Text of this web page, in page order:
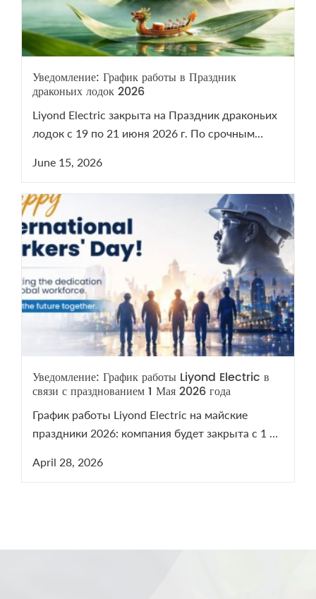
Уведомление: График работы в Праздник
драконьих лодок 2026
Liyond Electric закрыта на Праздник драконьих
лодок с 19 по 21 июня 2026 г. По срочным
June 15, 2026
Уведомление: График работы Liyond Electric в
связи с празднованием 1 Мая 2026 года
График работы Liyond Electric на майские
праздники 2026: компания будет закрыта с 1 по
праздников наши менеджеры остаются на
April 28, 2026